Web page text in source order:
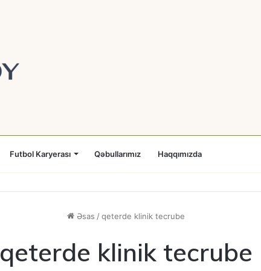
Futbol Karyerası Qəbullarımız Haqqımızda
Əsas / qeterde klinik tecrube
qeterde klinik tecrube